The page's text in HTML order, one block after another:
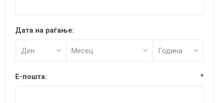
Дата на раѓање:
Е-пошта: *